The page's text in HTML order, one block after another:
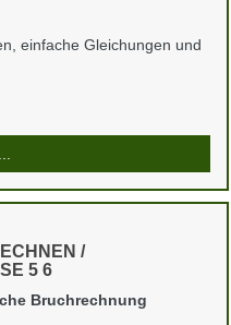
einfache Gleichungen und
/
5 6
Bruchrechnung